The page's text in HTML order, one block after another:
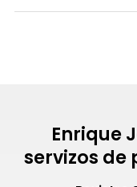
Enrique
servizos de